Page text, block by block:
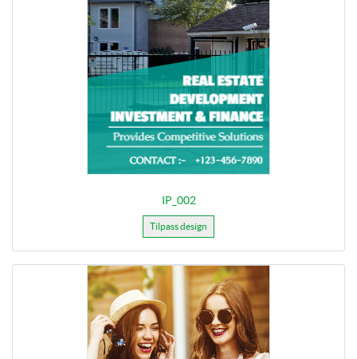
IP_002
Tilpass design